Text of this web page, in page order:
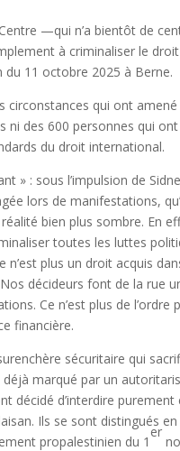
—qui n’a bientôt de
à criminaliser le
11 octobre 2025 à Berne.
qui ont
ni des 600 personnes qui
du droit international.
» : sous l’impulsion de
lors de manifestations,
bien plus sombre. En
toutes les luttes
n’est plus un droit acquis
décideurs font de la rue
Ce n’est plus de l’ordre
financière.
sécuritaire qui
déjà marqué par un
décidé d’interdire
Ils se sont distingués
propalestinien du 1
er